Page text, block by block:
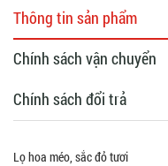
Thông tin sản phẩm
Chính sách vận chuyển
Chính sách đổi trả
Lọ hoa méo, sắc đỏ tươi